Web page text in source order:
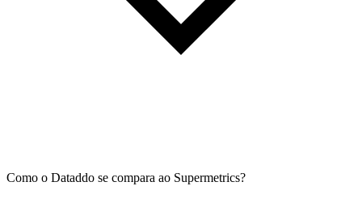
Como o Dataddo se compara ao Supermetrics?